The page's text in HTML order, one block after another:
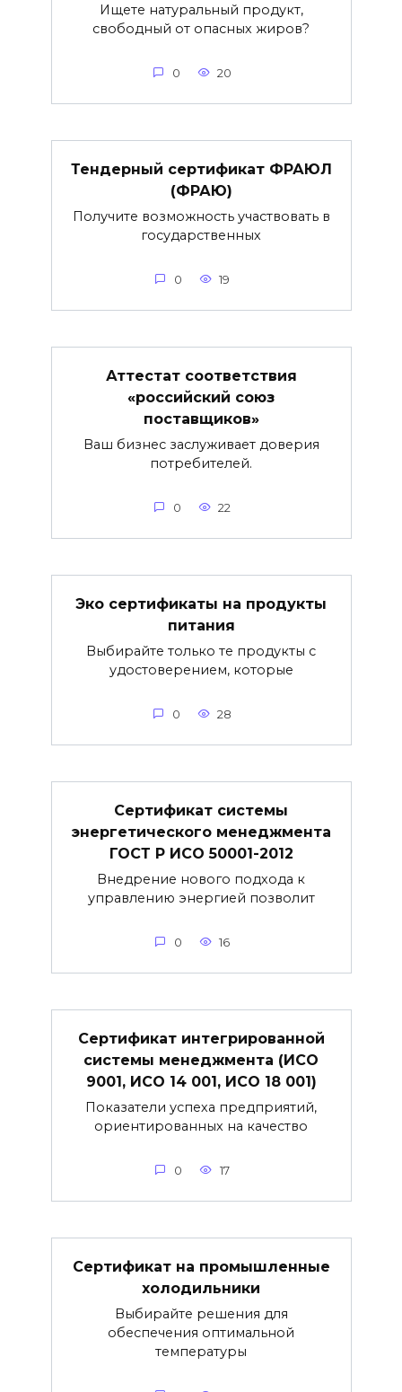
Ищете натуральный продукт,
свободный от опасных жиров?
0 20
Тендерный сертификат ФРАЮЛ
(ФРАЮ)
Получите возможность участвовать в
государственных
0 19
Аттестат соответствия
«российский союз
поставщиков»
Ваш бизнес заслуживает доверия
потребителей.
0 22
Эко сертификаты на продукты
питания
Выбирайте только те продукты с
удостоверением, которые
0 28
Сертификат системы
энергетического менеджмента
ГОСТ Р ИСО 50001-2012
Внедрение нового подхода к
управлению энергией позволит
0 16
Сертификат интегрированной
системы менеджмента (ИСО
9001, ИСО 14 001, ИСО 18 001)
Показатели успеха предприятий,
ориентированных на качество
0 17
Сертификат на промышленные
холодильники
Выбирайте решения для
обеспечения оптимальной
температуры